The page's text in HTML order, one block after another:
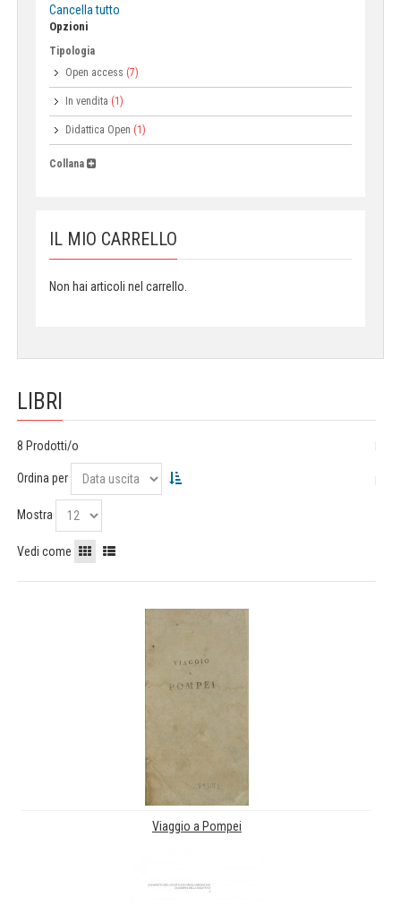
Cancella tutto
Opzioni
Tipologia
Open access (7)
In vendita (1)
Didattica Open (1)
Collana
IL MIO CARRELLO
Non hai articoli nel carrello.
LIBRI
8 Prodotti/o
Ordina per
Mostra
Vedi come
Viaggio a Pompei